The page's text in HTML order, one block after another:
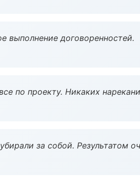
выполнение договоренностей.
по проекту. Никаких
за собой. Результатом